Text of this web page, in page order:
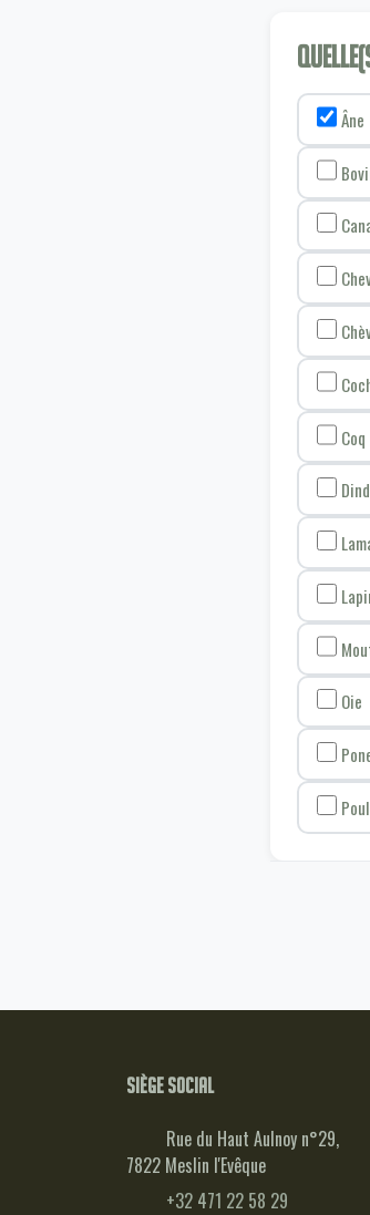
Âne
Coq
Oie
Siège social
Rue du Haut Aulnoy n°29,
7822 Meslin l'Evêque
+32 471 22 58 29